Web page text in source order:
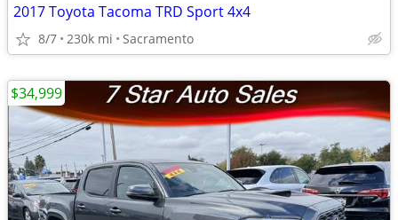
2017 Toyota Tacoma TRD Sport 4x4
8/7 230k mi Sacramento
$34,999